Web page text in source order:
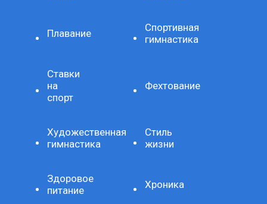
Плавание
Спортивная
гимнастика
Ставки
на
спорт
Фехтование
Художественная
гимнастика
Стиль
жизни
Здоровое
питание
Хроника